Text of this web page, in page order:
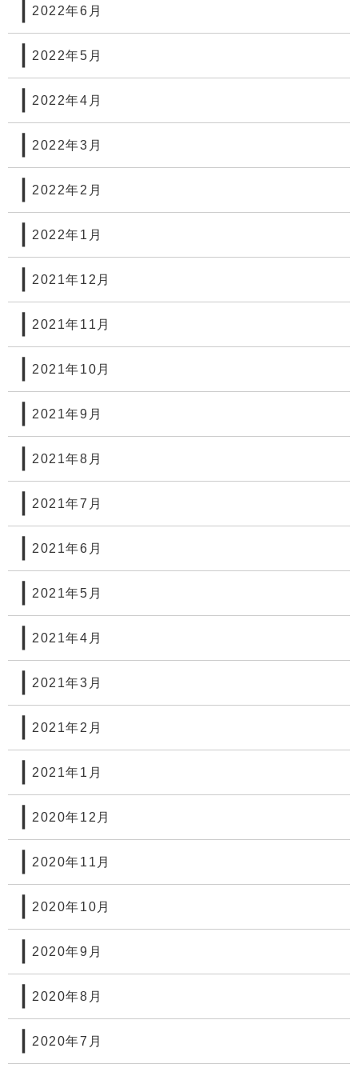
2022年6月
2022年5月
2022年4月
2022年3月
2022年2月
2022年1月
2021年12月
2021年11月
2021年10月
2021年9月
2021年8月
2021年7月
2021年6月
2021年5月
2021年4月
2021年3月
2021年2月
2021年1月
2020年12月
2020年11月
2020年10月
2020年9月
2020年8月
2020年7月